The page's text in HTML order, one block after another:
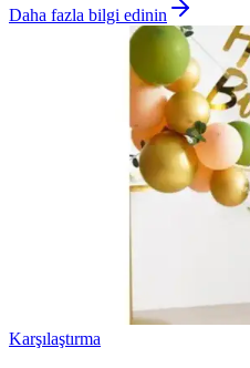
Daha fazla bilgi edinin
Karşılaştırma